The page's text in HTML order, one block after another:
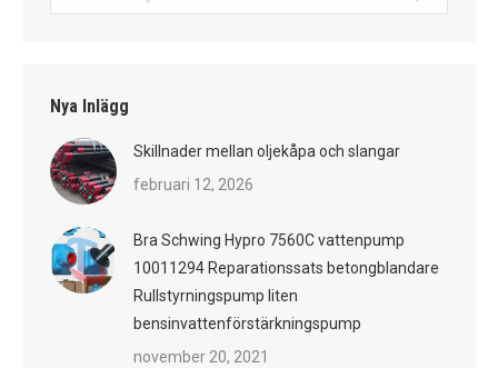
Nya Inlägg
Skillnader mellan oljekåpa och slangar
februari 12, 2026
Bra Schwing Hypro 7560C vattenpump
10011294 Reparationssats betongblandare
Rullstyrningspump liten
bensinvattenförstärkningspump
november 20, 2021